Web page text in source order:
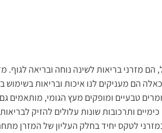
הם מזרני בריאות לשינה נוחה ובריאה לגוף.
הם מעניקים לנו איכות ובריאות בשימוש
טבעיים ומופקים מעץ הגומי, מותאמים
ותרכובות שונות עלולים להזיק
לטקס יחיד בחלק העליון של המזרן